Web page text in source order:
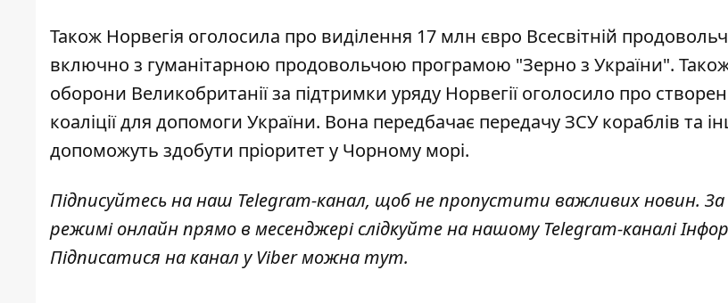
Також Норвегія оголосила про виділення 17 млн євро Всесвітній
включно з гуманітарною продовольчою програмою "Зерно з України". Також
оборони Великобританії за підтримки уряду Норвегії оголосило про
коаліціїдля допомоги України. Вона передбачає передачу ЗСУ кораблів та
допоможуть здобути пріоритет у Чорному морі.
Підписуйтесь на наш Telegram-канал, щоб не пропустити важливих новин.
режимі онлайн прямо в месенджері слідкуйте на нашому Telegram-каналі
Підписатися на канал у Viber можнатут.